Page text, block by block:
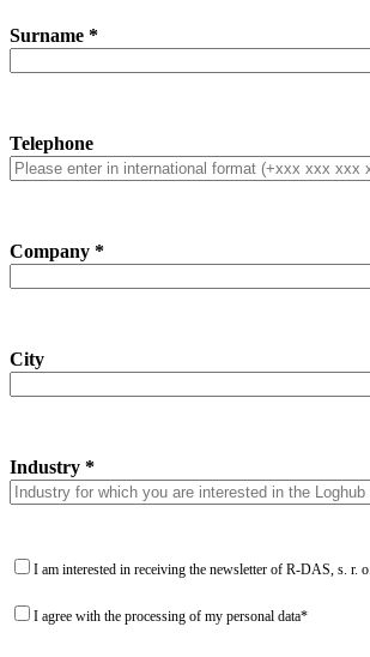
Surname *
Telephone
Company *
City
Industry *
I am interested in receiving the newsletter of R-DAS, s. r. o.
I agree with the processing of my personal data*